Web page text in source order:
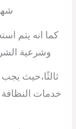
كما انه يتم
وشرعية
ثالثًا،حيث
خدمات النظافة